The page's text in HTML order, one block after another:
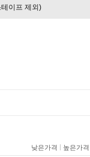
이프 제외)
낮은가격 | 높은가격